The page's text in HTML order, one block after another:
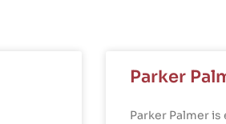
Parker
Parker Palmer is